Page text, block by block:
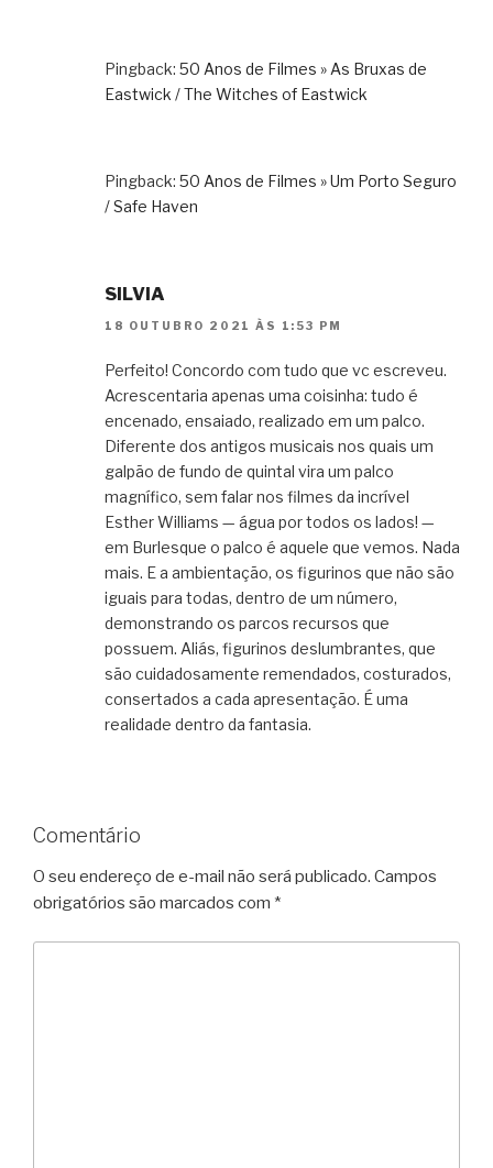
Pingback: 50 Anos de Filmes » As Bruxas de
Eastwick / The Witches of Eastwick
Pingback: 50 Anos de Filmes » Um Porto Seguro
/ Safe Haven
SILVIA
18 OUTUBRO 2021 ÀS 1:53 PM
Perfeito! Concordo com tudo que vc escreveu.
Acrescentaria apenas uma coisinha: tudo é
encenado, ensaiado, realizado em um palco.
Diferente dos antigos musicais nos quais um
galpão de fundo de quintal vira um palco
magnífico, sem falar nos filmes da incrível
Esther Williams — água por todos os lados! —
em Burlesque o palco é aquele que vemos. Nada
mais. E a ambientação, os figurinos que não são
iguais para todas, dentro de um número,
demonstrando os parcos recursos que
possuem. Aliás, figurinos deslumbrantes, que
são cuidadosamente remendados, costurados,
consertados a cada apresentação. É uma
realidade dentro da fantasia.
Comentário
O seu endereço de e-mail não será publicado. Campos
obrigatórios são marcados com *